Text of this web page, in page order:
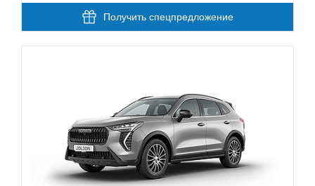
Получить спецпредложение